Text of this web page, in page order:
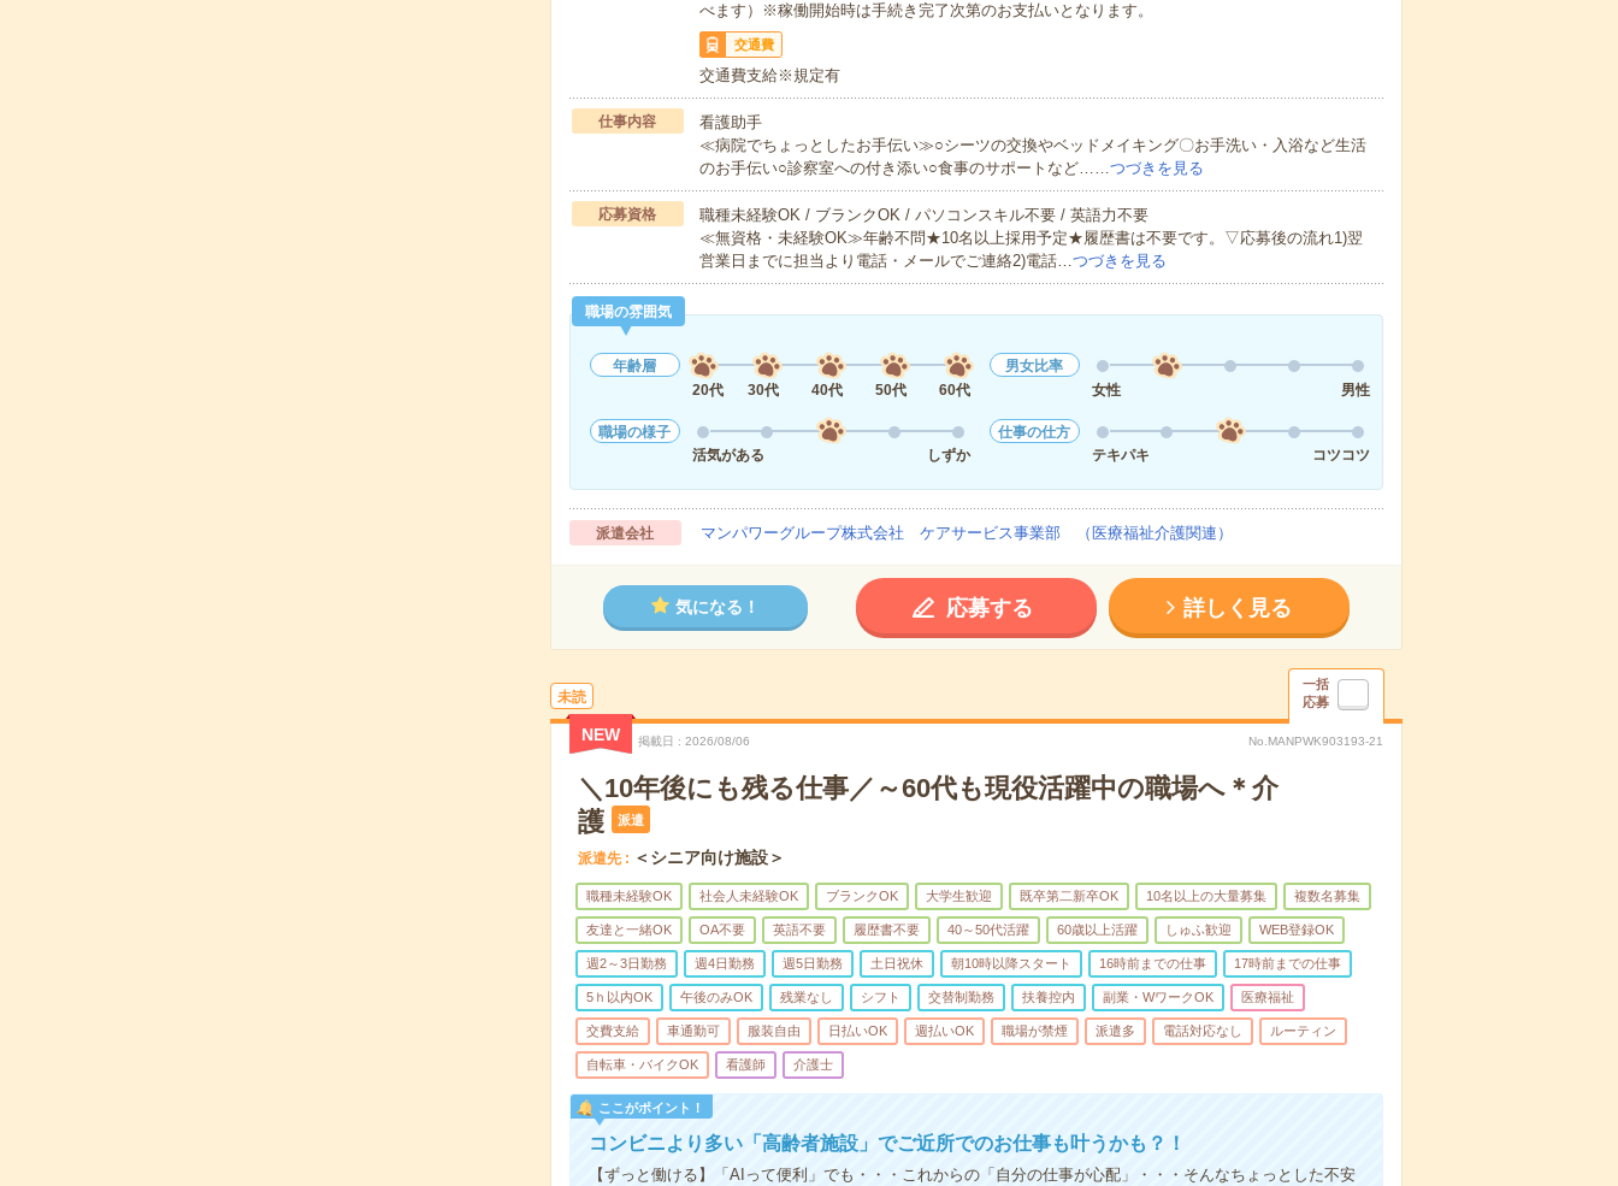
べます）※稼働開始時は手続き完了次第のお支払いとなります。
交通費
交通費支給※規定有
仕事内容
看護助手
≪病院でちょっとしたお手伝い≫○シーツの交換やベッドメイキング〇お手洗い・入浴など生活
のお手伝い○診察室への付き添い○食事のサポートなど……つづきを見る
応募資格
職種未経験OK / ブランクOK / パソコンスキル不要 / 英語力不要
≪無資格・未経験OK≫年齢不問★10名以上採用予定★履歴書は不要です。▽応募後の流れ1)翌
営業日までに担当より電話・メールでご連絡2)電話…つづきを見る
職場の雰囲気
年齢層
20代
30代 40代 50代 60代
男女比率
女性
男性
職場の様子
活気がある
しずか
仕事の仕方
テキパキ
コツコツ
派遣会社 マンパワーグループ株式会社 ケアサービス事業部 （医療福祉介護関連）
気になる！ 応募する 詳しく見る
未読
一括
応募
NEW 掲載日 2026/08/06 No.MANPWK903193-21
＼10年後にも残る仕事／～60代も現役活躍中の職場へ＊介
護
派遣
派遣先 ＜シニア向け施設＞
職種未経験OK 社会人未経験OK ブランクOK 大学生歓迎 既卒第二新卒OK 10名以上の大量募集 複数名募集
友達と一緒OK OA不要 英語不要 履歴書不要 40～50代活躍 60歳以上活躍 しゅふ歓迎 WEB登録OK
週2～3日勤務 週4日勤務 週5日勤務 土日祝休 朝10時以降スタート 16時前までの仕事 17時前までの仕事
5ｈ以内OK 午後のみOK 残業なし シフト 交替制勤務 扶養控内 副業・WワークOK 医療福祉
交費支給 車通勤可 服装自由 日払いOK 週払いOK 職場が禁煙 派遣多 電話対応なし ルーティン
自転車・バイクOK 看護師 介護士
ここがポイント！
コンビニより多い「高齢者施設」でご近所でのお仕事も叶うかも？！
【ずっと働ける】「AIって便利」でも・・・これからの「自分の仕事が心配」・・・そんなちょっとした不安